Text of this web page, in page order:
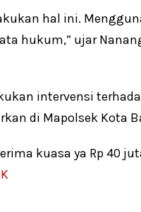
hal ini.
hukum,” ujar
intervensi
di Mapolsek Kota
kuasa ya Rp 40